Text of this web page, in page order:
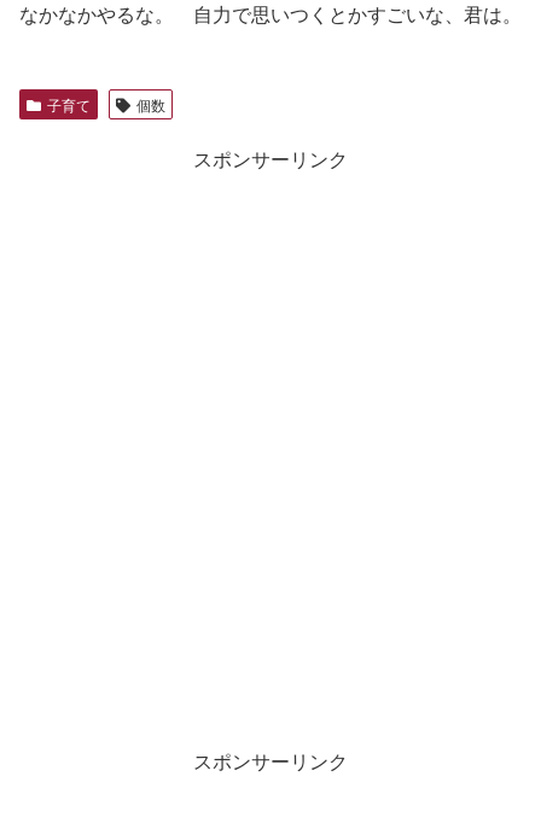
なかなかやるな。 自力で思いつくとかすごいな、君は。
子育て 個数
スポンサーリンク
スポンサーリンク